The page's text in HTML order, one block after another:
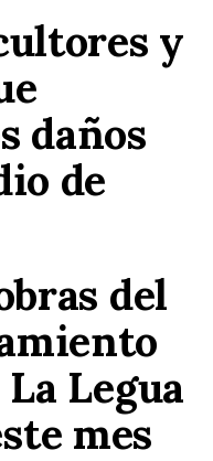
y
daños
de
del
Legua
mes